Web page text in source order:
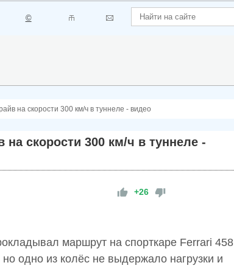
©
на скорости 300 км/ч в туннеле - видео
скорости 300 км/ч в туннеле -
+26
маршрут на спорткаре Ferrari 458
одно из колёс не выдержало нагрузки и